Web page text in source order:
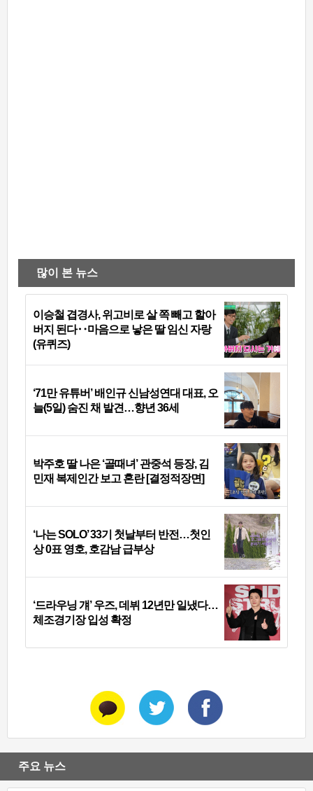
많이 본 뉴스
이승철 겹경사, 위고비로 살 쪽 빼고 할아
버지 된다‥마음으로 낳은 딸 임신 자랑
(유퀴즈)
‘71만 유튜버’ 배인규 신남성연대 대표, 오
늘(5일) 숨진 채 발견…향년 36세
박주호 딸 나은 ‘골때녀’ 관중석 등장, 김
민재 복제인간 보고 혼란 [결정적장면]
‘나는 SOLO’ 33기 첫날부터 반전…첫인
상 0표 영호, 호감남 급부상
‘드라우닝 걔’ 우즈, 데뷔 12년만 일냈다…
체조경기장 입성 확정
주요 뉴스